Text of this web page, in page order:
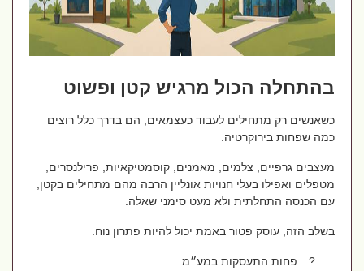
בהתחלה הכול מרגיש קטן ופשוט
כשאנשים רק מתחילים לעבוד כעצמאים, הם בדרך כלל רוצים
כמה שפחות בירוקרטיה.
מעצבים גרפיים, צלמים, מאמנים, קוסמטיקאיות, פרילנסרים,
מטפלים ואפילו בעלי חנויות אונליין הרבה מהם מתחילים בקטן,
עם הכנסה התחלתית ולא מעט סימני שאלה.
בשלב הזה, עוסק פטור באמת יכול להיות פתרון נוח:
פחות התעסקות במע״מ